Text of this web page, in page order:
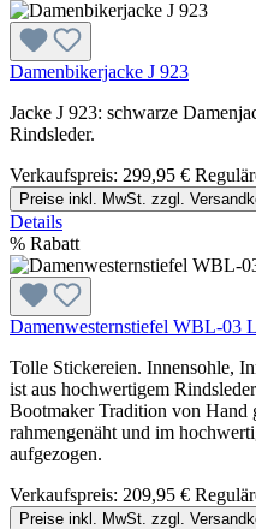
Damenbikerjacke J 923
Jacke J 923: schwarze
Rindsleder.
Verkaufspreis: 299,95 €
Preise inkl. MwSt. zzgl.
Details
% Rabatt
Damenwesternstiefel WBL-03
Tolle Stickereien. Innensohle,
ist aus hochwertigem
Bootmaker Tradition von Hand
rahmengenäht und im
aufgezogen.
Verkaufspreis: 209,95 €
Preise inkl. MwSt. zzgl.